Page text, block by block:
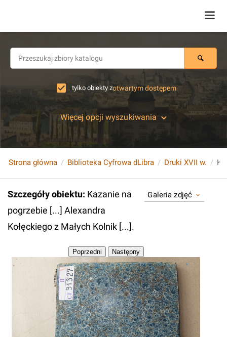
tylko obiekty zotwartym dostępem
Więcej opcji wyszukiwania
Strona główna Biblioteka Cyfrowa dLibra Druki XVII w.
Szczegóły obiektu: Kazanie na
pogrzebie [...] Alexandra
Kołęckiego z Małych Kolnik [...].
Galeria zdjęć